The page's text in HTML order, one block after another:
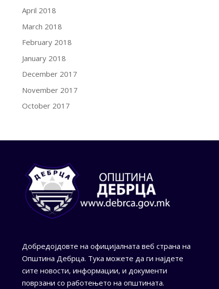
April 2018
March 2018
February 2018
January 2018
December 2017
November 2017
October 2017
Добредојдовте на официјалната веб страна на
Општина Дебрца. Тука можете да ги најдете
сите новости, информации, и документи
поврзани со работењето на општината.